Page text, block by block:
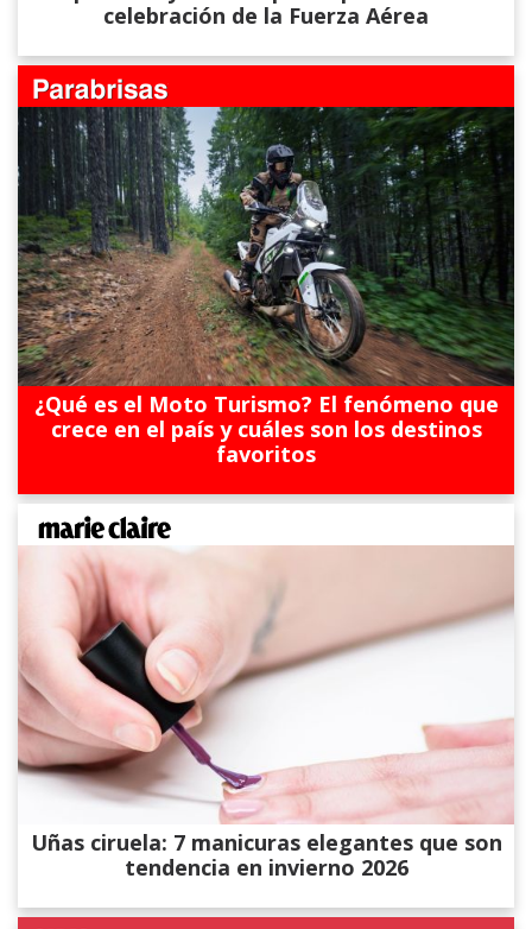
celebración de la Fuerza Aérea
¿Qué es el Moto Turismo? El fenómeno que
crece en el país y cuáles son los destinos
favoritos
Uñas ciruela: 7 manicuras elegantes que son
tendencia en invierno 2026